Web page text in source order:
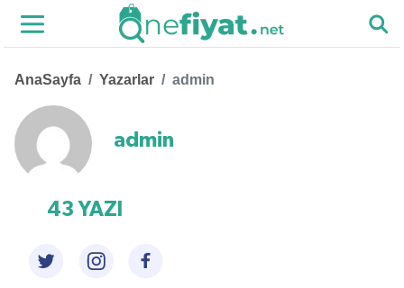
AnaSayfa Yazarlar admin
admin
43 YAZI